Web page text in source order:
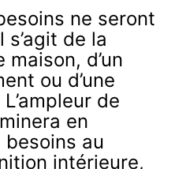
ne seront
s’agit de la
maison, d’un
ou d’une
de
en
au
intérieure,